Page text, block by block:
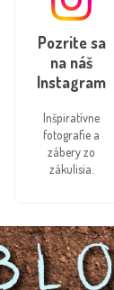
Pozrite sa
na náš
Instagram
Inšpiratívne
fotografie a
zábery zo
zákulisia.